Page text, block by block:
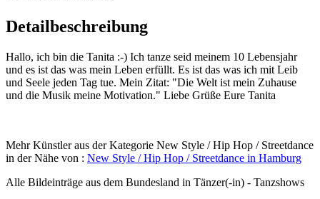
Detailbeschreibung
Hallo, ich bin die Tanita :-) Ich tanze seid meinem 10 Lebensjahr
und es ist das was mein Leben erfüllt. Es ist das was ich mit Leib
und Seele jeden Tag tue. Mein Zitat: "Die Welt ist mein Zuhause
und die Musik meine Motivation." Liebe Grüße Eure Tanita
Mehr Künstler aus der Kategorie New Style / Hip Hop / Streetdance
in der Nähe von : New Style / Hip Hop / Streetdance in Hamburg
Alle Bildeinträge aus dem Bundesland in Tänzer(-in) - Tanzshows